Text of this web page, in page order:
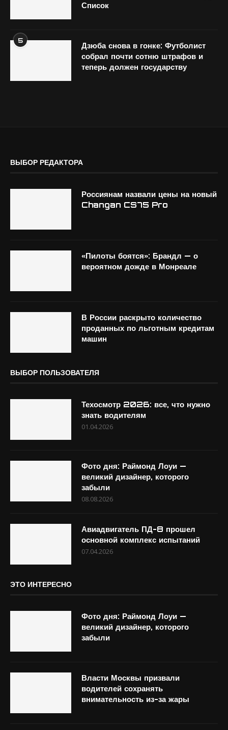
Список
5
Дзюба снова в гонке: Футболист
собрал почти сотню штрафов и
теперь должен государству
ВЫБОР РЕДАКТОРА
Россиянам назвали цены на новый
Changan CS75 Pro
«Пилоты боятся»: Брандл — о
вероятном дожде в Монреале
В России раскрыто количество
проданных по льготным кредитам
машин
ВЫБОР ПОЛЬЗОВАТЕЛЯ
Техосмотр 2026: все, что нужно
знать водителям
01.04.2026
Фото дня: Раймонд Лоуи —
великий дизайнер, которого
забыли
08.08.2026
Авиадвигатель ПД-8 прошел
основной комплекс испытаний
07.04.2026
ЭТО ИНТЕРЕСНО
Фото дня: Раймонд Лоуи —
великий дизайнер, которого
забыли
Власти Москвы призвали
водителей сохранять
внимательность из-за жары